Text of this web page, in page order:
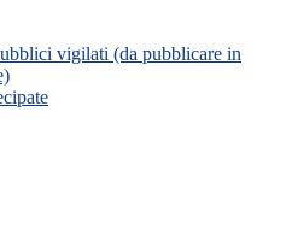
vigilati (da pubblicare in